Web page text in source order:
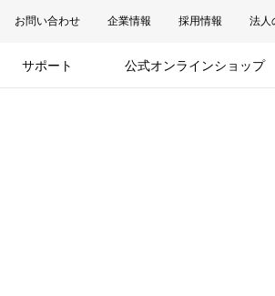
お問い合わせ 企業情報 採用情報 法人
サポート 公式オンラインショップ